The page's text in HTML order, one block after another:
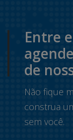
Entre
de
Não fique
construa
sem você.